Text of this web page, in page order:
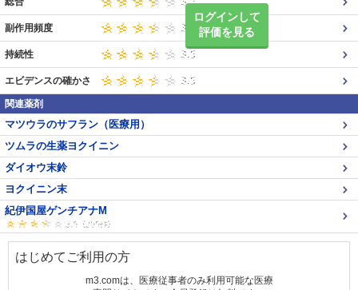
ログインして
評価を見る
副作用頻度
持続性
エビデンスの確かさ
関連薬剤
マツウラのサフラン（医療用）
ツムラの生薬ヨクイニン
ダイオウ末鈴
ヨクイニン末
紀伊国屋ゲンチアナM
はじめてご利用の方
m3.comは、医療従事者のみ利用可能な医療